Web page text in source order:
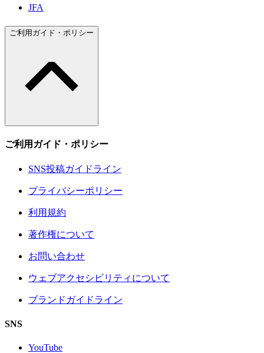
JFA
ご利用ガイド・ポリシー
ご利用ガイド・ポリシー
SNS投稿ガイドライン
プライバシーポリシー
利用規約
著作権について
お問い合わせ
ウェブアクセシビリティについて
ブランドガイドライン
SNS
YouTube